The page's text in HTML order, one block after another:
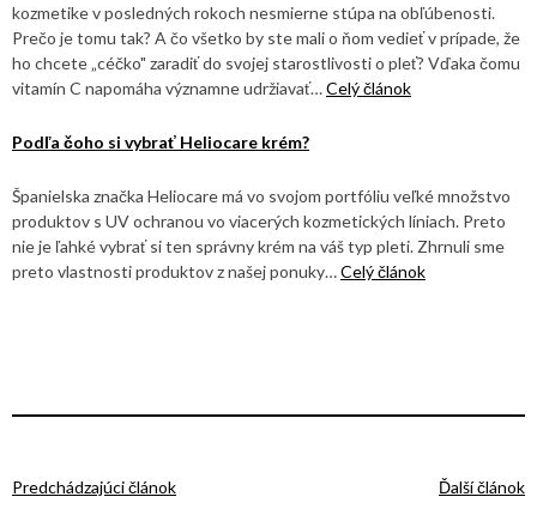
kozmetike v posledných rokoch nesmierne stúpa na obľúbenosti.
Prečo je tomu tak? A čo všetko by ste mali o ňom vedieť v prípade, že
ho chcete „céčko" zaradiť do svojej starostlivosti o pleť? Vďaka čomu
vitamín C napomáha významne udržiavať…Celý článok
Podľa čoho si vybrať Heliocare krém?
Španielska značka Heliocare má vo svojom portfóliu veľké množstvo
produktov s UV ochranou vo viacerých kozmetických líniach. Preto
nie je ľahké vybrať si ten správny krém na váš typ pleti. Zhrnuli sme
preto vlastnosti produktov z našej ponuky…Celý článok
Predchádzajúci článok Ďalší článok